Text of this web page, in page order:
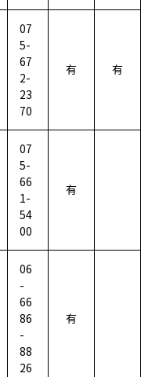
07
5-
67
2-
23
70
有 有
07
5-
66
1-
54
00
有
06
-
66
86
-
88
26
有